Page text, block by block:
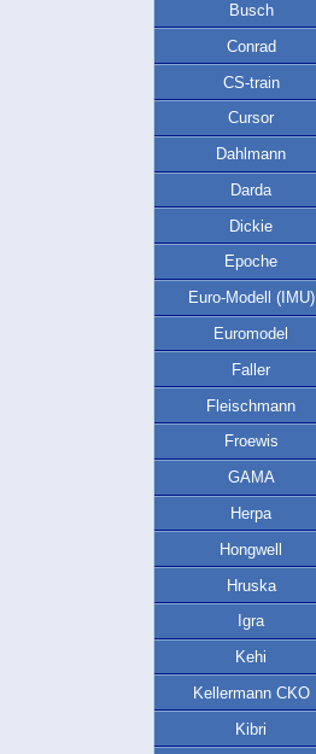
Busch
Conrad
CS-train
Cursor
Dahlmann
Darda
Dickie
Epoche
Euro-Modell (IMU)
Euromodel
Faller
Fleischmann
Froewis
GAMA
Herpa
Hongwell
Hruska
Igra
Kehi
Kellermann CKO
Kibri